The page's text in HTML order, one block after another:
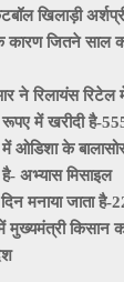
खिलाड़ी
जितने साल
ने रिलायंस रिटेल
रूपए में खरीदी है-
ओडिशा के
अभ्यास मिसाइल
मनाया जाता है-
मुख्यमंत्री किसान